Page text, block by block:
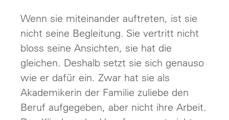
Wenn sie miteinander auftreten, ist sie
nicht seine Begleitung. Sie vertritt nicht
bloss seine Ansichten, sie hat die
gleichen. Deshalb setzt sie sich genauso
wie er dafür ein. Zwar hat sie als
Akademikerin der Familie zuliebe den
Beruf aufgegeben, aber nicht ihre Arbeit.